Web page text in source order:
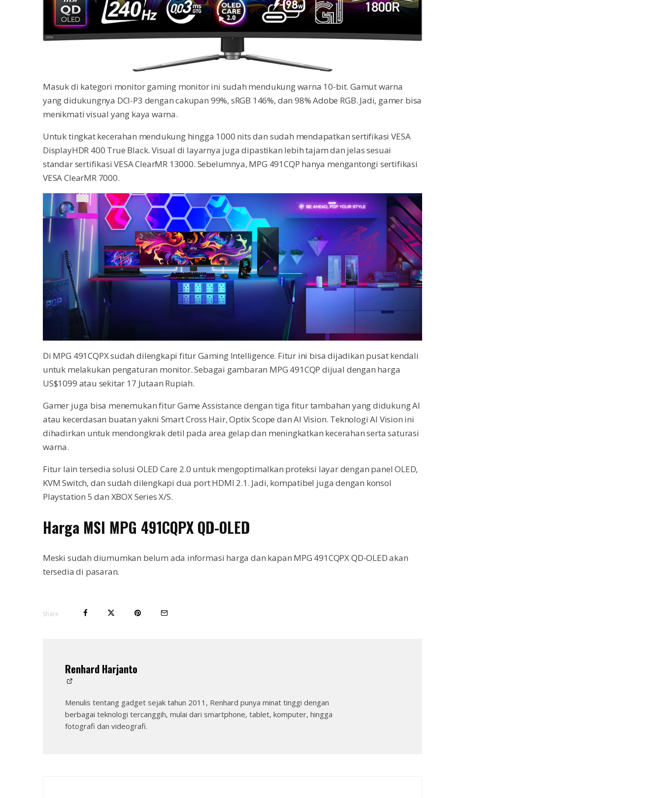
Masuk di kategori monitor gaming monitor ini sudah mendukung warna 10-bit. Gamut warna
yang didukungnya DCI-P3 dengan cakupan 99%, sRGB 146%, dan 98% Adobe RGB. Jadi, gamer bisa
menikmati visual yang kaya warna.
Untuk tingkat kecerahan mendukung hingga 1000 nits dan sudah mendapatkan sertifikasi VESA
DisplayHDR 400 True Black. Visual di layarnya juga dipastikan lebih tajam dan jelas sesuai
standar sertifikasi VESA ClearMR 13000. Sebelumnya, MPG 491CQP hanya mengantongi sertifikasi
VESA ClearMR 7000.
Di MPG 491CQPX sudah dilengkapi fitur Gaming Intelligence. Fitur ini bisa dijadikan pusat kendali
untuk melakukan pengaturan monitor. Sebagai gambaran MPG 491CQP dijual dengan harga
US$1099 atau sekitar 17 Jutaan Rupiah.
Gamer juga bisa menemukan fitur Game Assistance dengan tiga fitur tambahan yang didukung AI
atau kecerdasan buatan yakni Smart Cross Hair, Optix Scope dan AI Vision. Teknologi AI Vision ini
dihadirkan untuk mendongkrak detil pada area gelap dan meningkatkan kecerahan serta saturasi
warna.
Fitur lain tersedia solusi OLED Care 2.0 untuk mengoptimalkan proteksi layar dengan panel OLED,
KVM Switch, dan sudah dilengkapi dua port HDMI 2.1. Jadi, kompatibel juga dengan konsol
Playstation 5 dan XBOX Series X/S.
Harga MSI MPG 491CQPX QD-OLED
Meski sudah diumumkan belum ada informasi harga dan kapan MPG 491CQPX QD-OLED akan
tersedia di pasaran.
Share
Renhard Harjanto
Menulis tentang gadget sejak tahun 2011, Renhard punya minat tinggi dengan
berbagai teknologi tercanggih, mulai dari smartphone, tablet, komputer, hingga
fotografi dan videografi.